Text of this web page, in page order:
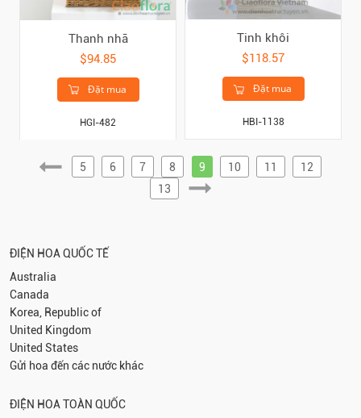
Thanh nhã
$94.85
Đặt mua
HGI-482
Tinh khôi
$118.57
Đặt mua
HBI-1138
5 6 7 8 9 10 11
12
13
ĐIỆN HOA QUỐC TẾ
Australia
Canada
Korea, Republic of
United Kingdom
United States
Gửi hoa đến các nước khác
ĐIỆN HOA TOÀN QUỐC